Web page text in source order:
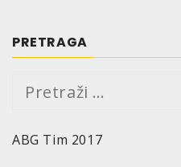
PRETRAGA
Pretraga:
ABG Tim 2017